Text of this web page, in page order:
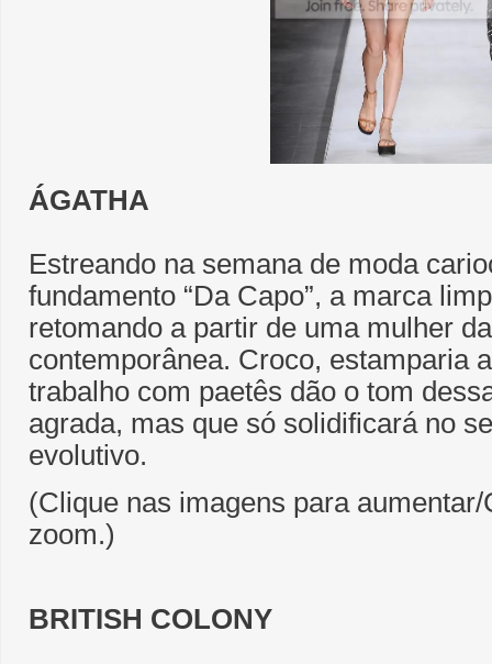
ÁGATHA
Estreando na semana de moda
fundamento “Da Capo”, a marca
retomando a partir de uma mulher
contemporânea. Croco, estamparia
trabalho com paetês dão o tom
agrada, mas que só solidificará no
evolutivo.
(Clique nas imagens para
zoom.)
BRITISH COLONY